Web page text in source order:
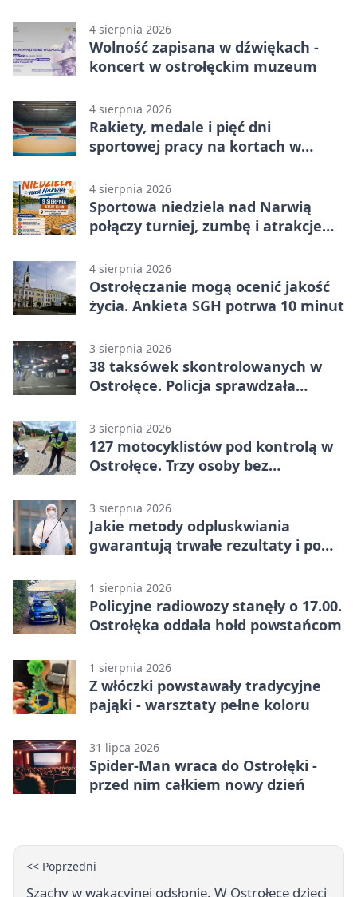
4 sierpnia 2026
Wolność zapisana w dźwiękach -
koncert w ostrołęckim muzeum
4 sierpnia 2026
Rakiety, medale i pięć dni
sportowej pracy na kortach w
4 sierpnia 2026
Sportowa niedziela nad Narwią
połączy turniej, zumbę i atrakcje
4 sierpnia 2026
Ostrołęczanie mogą ocenić jakość
życia. Ankieta SGH potrwa 10 minut
3 sierpnia 2026
38 taksówek skontrolowanych w
Ostrołęce. Policja sprawdzała
3 sierpnia 2026
127 motocyklistów pod kontrolą w
Ostrołęce. Trzy osoby bez
3 sierpnia 2026
Jakie metody odpluskwiania
gwarantują trwałe rezultaty i po
wykonawcę?
1 sierpnia 2026
Policyjne radiowozy stanęły o 17.00.
Ostrołęka oddała hołd powstańcom
1 sierpnia 2026
Z włóczki powstawały tradycyjne
pająki - warsztaty pełne koloru
31 lipca 2026
Spider-Man wraca do Ostrołęki -
przed nim całkiem nowy dzień
<< Poprzedni
Szachy w wakacyjnej odsłonie. W Ostrołęce dzieci